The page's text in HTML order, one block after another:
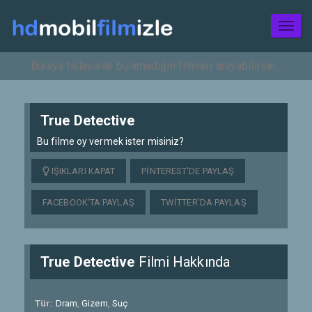
True Detective
Bu filme oy vermek ister misiniz?
IŞIKLARI KAPAT PINTEREST'DE PAYLAŞ
FACEBOOK'TA PAYLAŞ TWITTER'DA PAYLAŞ
True Detective Filmi Hakkında
Tür: Dram,Gizem, Suç